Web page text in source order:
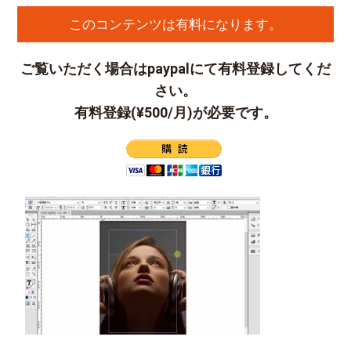
このコンテンツは有料になります。
ご覧いただく場合はpaypalにて有料登録してくだ
さい。
有料登録(¥500/月)が必要です。